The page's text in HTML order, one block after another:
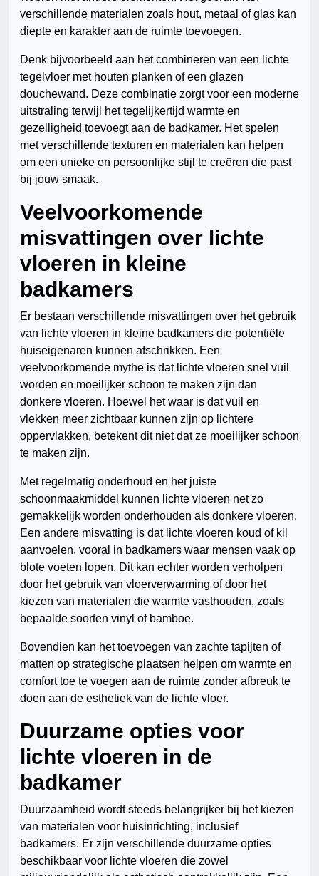
verschillende materialen zoals hout, metaal of glas kan
diepte en karakter aan de ruimte toevoegen.
Denk bijvoorbeeld aan het combineren van een lichte
tegelvloer met houten planken of een glazen
douchewand. Deze combinatie zorgt voor een moderne
uitstraling terwijl het tegelijkertijd warmte en
gezelligheid toevoegt aan de badkamer. Het spelen
met verschillende texturen en materialen kan helpen
om een unieke en persoonlijke stijl te creëren die past
bij jouw smaak.
Veelvoorkomende
misvattingen over lichte
vloeren in kleine
badkamers
Er bestaan verschillende misvattingen over het gebruik
van lichte vloeren in kleine badkamers die potentiële
huiseigenaren kunnen afschrikken. Een
veelvoorkomende mythe is dat lichte vloeren snel vuil
worden en moeilijker schoon te maken zijn dan
donkere vloeren. Hoewel het waar is dat vuil en
vlekken meer zichtbaar kunnen zijn op lichtere
oppervlakken, betekent dit niet dat ze moeilijker schoon
te maken zijn.
Met regelmatig onderhoud en het juiste
schoonmaakmiddel kunnen lichte vloeren net zo
gemakkelijk worden onderhouden als donkere vloeren.
Een andere misvatting is dat lichte vloeren koud of kil
aanvoelen, vooral in badkamers waar mensen vaak op
blote voeten lopen. Dit kan echter worden verholpen
door het gebruik van vloerverwarming of door het
kiezen van materialen die warmte vasthouden, zoals
bepaalde soorten vinyl of bamboe.
Bovendien kan het toevoegen van zachte tapijten of
matten op strategische plaatsen helpen om warmte en
comfort toe te voegen aan de ruimte zonder afbreuk te
doen aan de esthetiek van de lichte vloer.
Duurzame opties voor
lichte vloeren in de
badkamer
Duurzaamheid wordt steeds belangrijker bij het kiezen
van materialen voor huisinrichting, inclusief
badkamers. Er zijn verschillende duurzame opties
beschikbaar voor lichte vloeren die zowel